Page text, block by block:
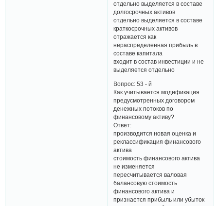
отдельно выделяется в составе
долгосрочных активов
отдельно выделяется в составе
краткосрочных активов
отражается как
нераспределенная прибыль в
составе капитала
входит в состав инвестиции и не
выделяется отдельно
Вопрос: 53 - й
Как учитывается модификация
предусмотренных договором
денежных потоков по
финансовому активу?
Ответ:
производится новая оценка и
реклассификация финансового
актива
стоимость финансового актива
не изменяется
пересчитывается валовая
балансовую стоимость
финансового актива и
признается прибыль или убыток